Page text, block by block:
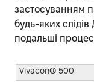
застосуванням
будь-яких
подальші
Vivacon® 500